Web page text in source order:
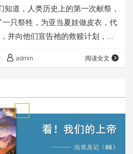
道，人类历史上的第一次献祭，
只祭牲，为亚当夏娃做皮衣，代
并向他们宣告祂的救赎计划，以
祭坛”的信息依然是十分丰富的，
的祭坛”和我们这些还生活在地上
天上…
admin 阅读全文